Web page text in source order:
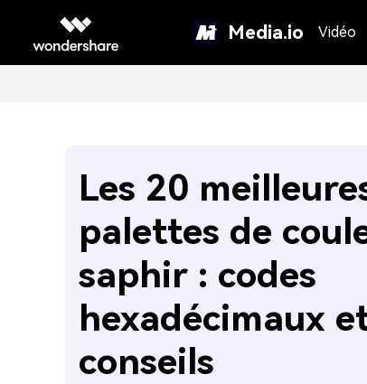
Media.io Vidéo
Les 20
palettes de
saphir : codes
hexadécimaux
conseils